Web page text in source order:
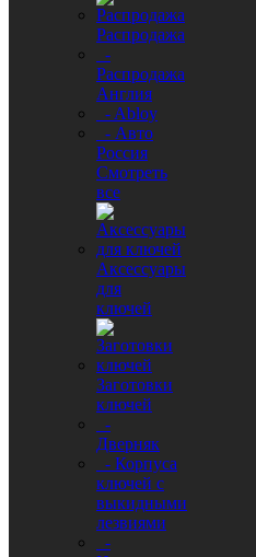
Распродажа
-
Распродажа
Англия
- Abloy
- Авто
Россия
Смотреть
все
Аксессуары
для
ключей
Заготовки
ключей
-
Дверняк
- Корпуса
ключей с
выкидными
лезвиями
-